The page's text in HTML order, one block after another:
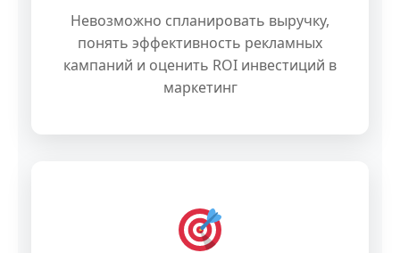
Невозможно спланировать выручку,
понять эффективность рекламных
кампаний и оценить ROI инвестиций в
маркетинг